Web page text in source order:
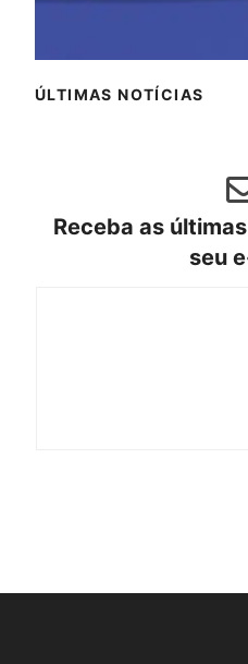
ÚLTIMAS NOTÍCIAS
Receba as
seu